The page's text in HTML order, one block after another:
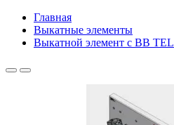
Главная
Выкатные элементы
Выкатной элемент с BB TEL